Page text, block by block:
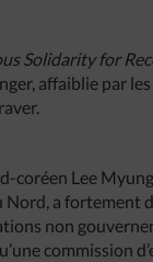
Solidarity for
affaiblie par
coréen Lee
Nord, a fortement
non
commission